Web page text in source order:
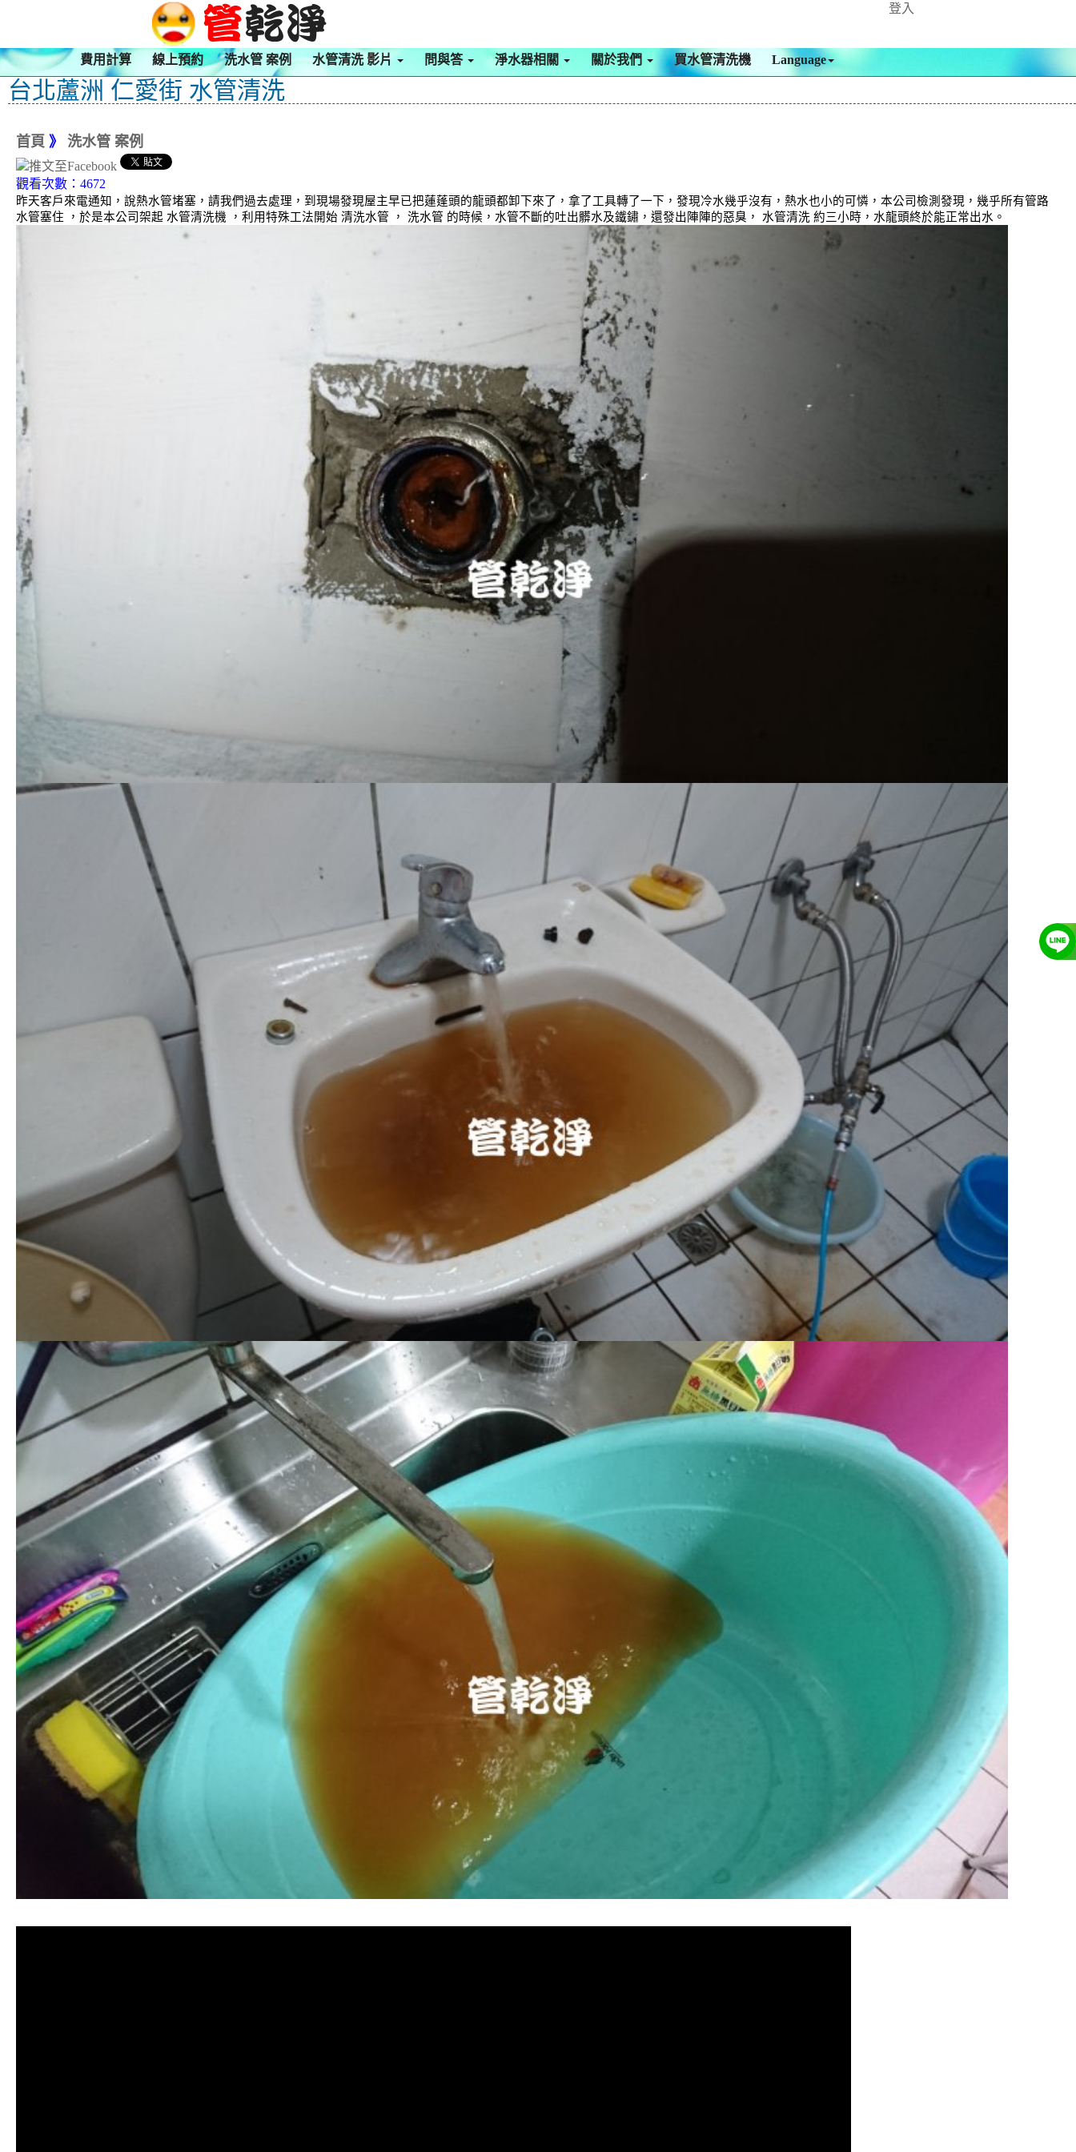
登入
費用計算 線上預約 洗水管 案例 水管清洗 影片 問與答 淨水器相關 關於我們 買水管清洗機 Language
台北蘆洲 仁愛街 水管清洗
首頁 》 洗水管 案例
觀看次數：4672
昨天客戶來電通知，說熱水管堵塞，請我們過去處理，到現場發現屋主早已把蓮蓬頭的龍頭都卸下來了，拿了工具轉了一下，發現冷水幾乎沒有，熱水也小的可憐，本公司檢測發現，幾乎所有管路
水管塞住 ，於是本公司架起 水管清洗機 ，利用特殊工法開始 清洗水管 ， 洗水管 的時候，水管不斷的吐出髒水及鐵鏽，還發出陣陣的惡臭， 水管清洗 約三小時，水龍頭終於能正常出水。